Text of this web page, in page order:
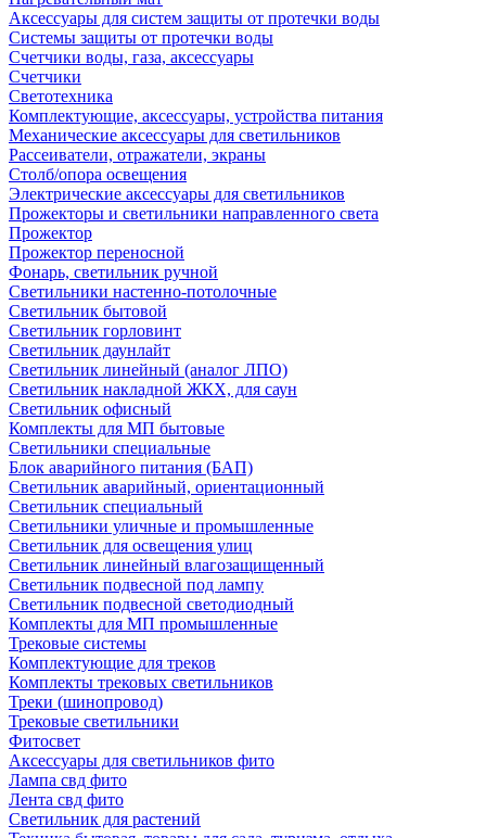
Аксессуары для систем защиты от протечки воды
Системы защиты от протечки воды
Счетчики воды, газа, аксессуары
Счетчики
Светотехника
Комплектующие, аксессуары, устройства питания
Механические аксессуары для светильников
Рассеиватели, отражатели, экраны
Столб/опора освещения
Электрические аксессуары для светильников
Прожекторы и светильники направленного света
Прожектор
Прожектор переносной
Фонарь, светильник ручной
Светильники настенно-потолочные
Светильник бытовой
Светильник горловинт
Светильник даунлайт
Светильник линейный (аналог ЛПО)
Светильник накладной ЖКХ, для саун
Светильник офисный
Комплекты для МП бытовые
Светильники специальные
Блок аварийного питания (БАП)
Светильник аварийный, ориентационный
Светильник специальный
Светильники уличные и промышленные
Светильник для освещения улиц
Светильник линейный влагозащищенный
Светильник подвесной под лампу
Светильник подвесной светодиодный
Комплекты для МП промышленные
Трековые системы
Комплектующие для треков
Комплекты трековых светильников
Треки (шинопровод)
Трековые светильники
Фитосвет
Аксессуары для светильников фито
Лампа свд фито
Лента свд фито
Светильник для растений